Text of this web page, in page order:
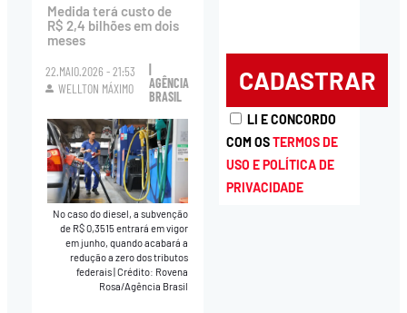
Medida terá custo de
R$ 2,4 bilhões em dois
meses
22.MAIO.2026 - 21:53
WELLTON MÁXIMO
AGÊNCIA
BRASIL
No caso do diesel, a subvenção
de R$ 0,3515 entrará em vigor
em junho, quando acabará a
redução a zero dos tributos
federais|Crédito: Rovena
Rosa/Agência Brasil
LI E CONCORDO
COM OSTERMOS DE
USO E POLÍTICA DE
PRIVACIDADE